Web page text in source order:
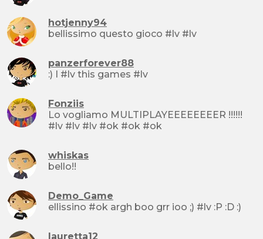
hotjenny94
bellissimo questo gioco #lv #lv
panzerforever88
:) I #lv this games #lv
Fonziis
Lo vogliamo MULTIPLAYEEEEEEEER !!!!!!
#lv #lv #lv #ok #ok #ok
whiskas
bello!!
Demo_Game
ellissino #ok argh boo grr ioo ;) #lv :P :D :)
lauretta12